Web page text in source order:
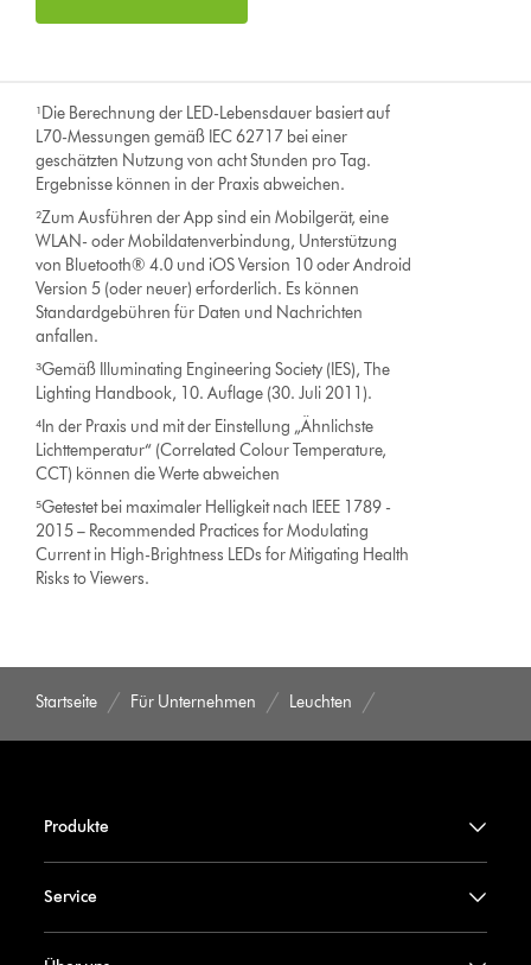
¹Die Berechnung der LED-Lebensdauer basiert auf
L70-Messungen gemäß IEC 62717 bei einer
geschätzten Nutzung von acht Stunden pro Tag.
Ergebnisse können in der Praxis abweichen.
²Zum Ausführen der App sind ein Mobilgerät, eine
WLAN- oder Mobildatenverbindung, Unterstützung
von Bluetooth® 4.0 und iOS Version 10 oder Android
Version 5 (oder neuer) erforderlich. Es können
Standardgebühren für Daten und Nachrichten
anfallen.
³Gemäß Illuminating Engineering Society (IES), The
Lighting Handbook, 10. Auflage (30. Juli 2011).
⁴In der Praxis und mit der Einstellung „Ähnlichste
Lichttemperatur“ (Correlated Colour Temperature,
CCT) können die Werte abweichen
⁵Getestet bei maximaler Helligkeit nach IEEE 1789 -
2015 – Recommended Practices for Modulating
Current in High-Brightness LEDs for Mitigating Health
Risks to Viewers.
Startseite Für Unternehmen Leuchten
Produkte
Service